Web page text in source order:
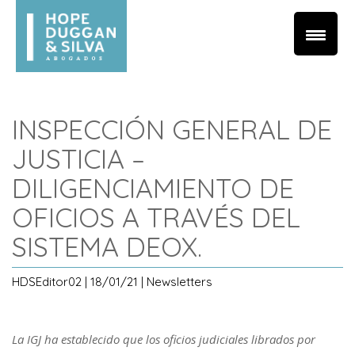
INSPECCIÓN GENERAL DE
JUSTICIA –
DILIGENCIAMIENTO DE
OFICIOS A TRAVÉS DEL
SISTEMA DEOX.
HDSEditor02 | 18/01/21 | Newsletters
La IGJ ha establecido que los oficios judiciales librados por